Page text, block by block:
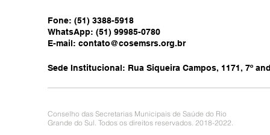
Fone: (51) 3388-5918
WhatsApp: (51) 99985-0780
E-mail: contato@cosemsrs.org.br
Sede Institucional: Rua Siqueira Campos, 1171, 7º
Conselho das Secretarias Municipais de Saúde do Rio
Grande do Sul. Todos os direitos reservados. 2018-2022.